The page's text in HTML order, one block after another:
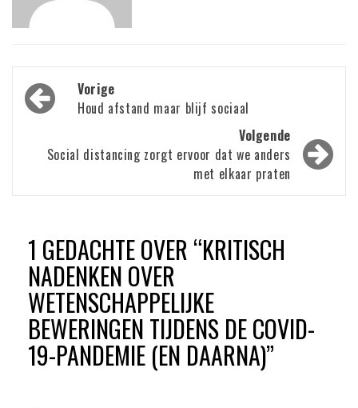
Bericht
navigatie
Vorige
Houd afstand maar blijf sociaal
Volgende
Social distancing zorgt ervoor dat we anders
met elkaar praten
1 GEDACHTE OVER “KRITISCH
NADENKEN OVER
WETENSCHAPPELIJKE
BEWERINGEN TIJDENS DE COVID-
19-PANDEMIE (EN DAARNA)”